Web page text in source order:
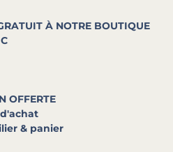
À NOTRE BOUTIQUE
OFFERTE
& panier